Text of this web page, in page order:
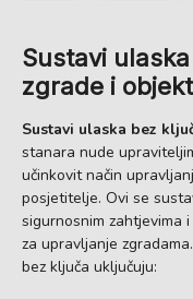
Sustavi
zgrade i
Sustavi ulaska bez
stanara nude
učinkovit način
posjetitelje. Ovi se
sigurnosnim zahtjevima
za upravljanje
bez ključa uključuju: